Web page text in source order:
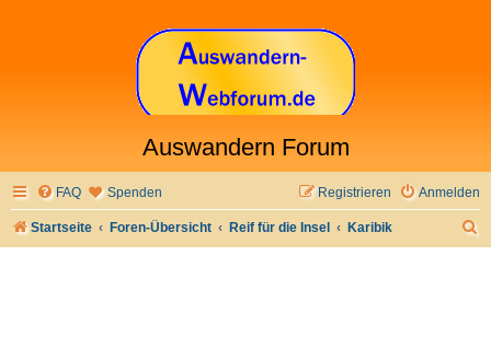
Auswandern Forum
FAQ Spenden Anmelden
Registrieren
Startseite Foren-Übersicht Reif für die Insel Karibik